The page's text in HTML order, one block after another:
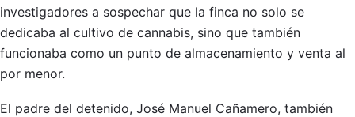
investigadores a sospechar que la finca no solo se
dedicaba al cultivo de cannabis, sino que también
funcionaba como un punto de almacenamiento y venta al
por menor.
El padre del detenido, José Manuel Cañamero, también